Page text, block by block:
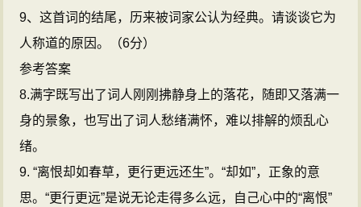
9、这首词的结尾，历来被词家公认为经典。请谈谈它为
人称道的原因。（6分）
参考答案
8.满字既写出了词人刚刚拂静身上的落花，随即又落满一
身的景象，也写出了词人愁绪满怀，难以排解的烦乱心
绪。
9. “离恨却如春草，更行更远还生”。“却如”，正象的意
思。“更行更远”是说无论走得多么远，自己心中的“离恨”